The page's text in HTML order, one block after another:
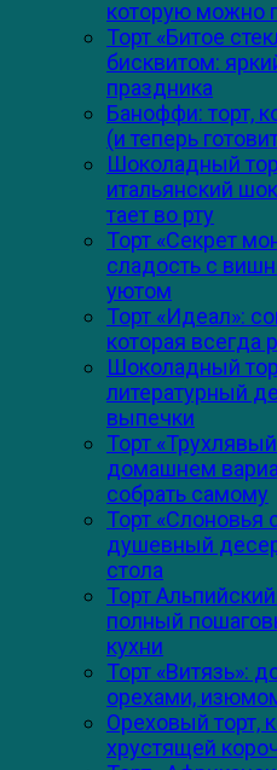
которую можно
Торт «Битое
бисквитом:
праздника
Баноффи: торт,
(и теперь
Шоколадный
итальянский
тает во рту
Торт «Секрет
сладость с
уютом
Торт «Идеал»:
которая всегда
Шоколадный
литературный
выпечки
Торт
домашнем
собрать самому
Торт «Слоновья
душевный
стола
Торт
полный
кухни
Торт «Витязь»:
орехами,
Ореховый торт,
хрустящей